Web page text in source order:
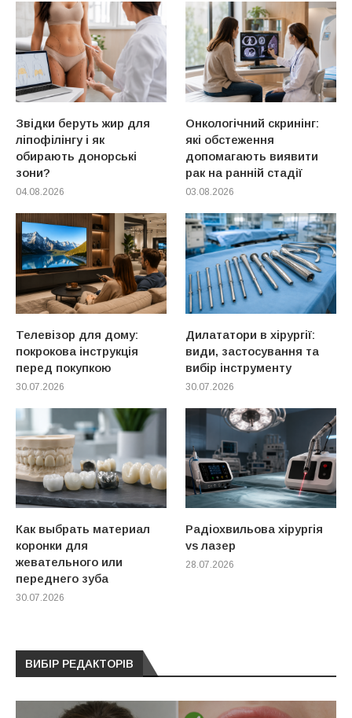
Звідки беруть жир для
ліпофілінгу і як
обирають донорські
зони?
04.08.2026
Онкологічний скринінг:
які обстеження
допомагають виявити
рак на ранній стадії
03.08.2026
Телевізор для дому:
покрокова інструкція
перед покупкою
30.07.2026
Дилататори в хірургії:
види, застосування та
вибір інструменту
30.07.2026
Как выбрать материал
коронки для
жевательного или
переднего зуба
30.07.2026
Радіохвильова хірургія
vs лазер
28.07.2026
ВИБІР РЕДАКТОРІВ